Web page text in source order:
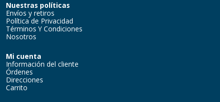
Nuestras políticas
Envíos y retiros
Política de Privacidad
Términos Y Condiciones
Nosotros
Mi cuenta
Información del cliente
Órdenes
Direcciones
Carrito